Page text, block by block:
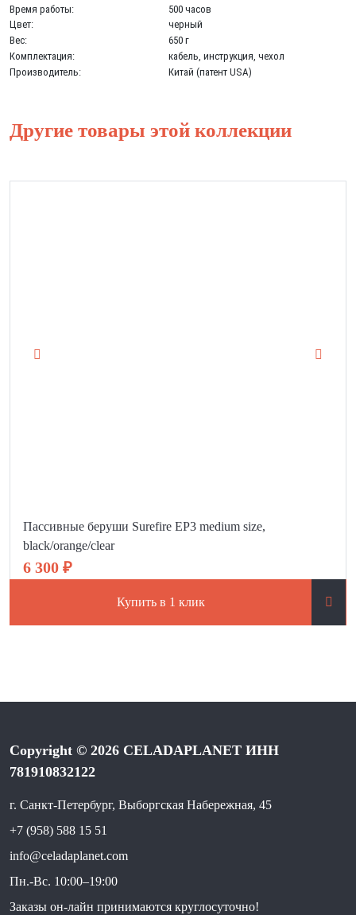
Время работы:
500 часов
Цвет:
черный
Вес:
650 г
Комплектация:
кабель, инструкция, чехол
Производитель:
Китай (патент USA)
Другие товары этой коллекции
Пассивные беруши Surefire EP3 medium size,
black/orange/clear
6 300 ₽
Купить в 1 клик
Copyright © 2026 CELADAPLANET ИНН
781910832122
г. Санкт-Петербург, Выборгская Набережная, 45
+7 (958) 588 15 51
info@celadaplanet.com
Пн.-Вс. 10:00–19:00
Заказы он-лайн принимаютcя круглосуточно!